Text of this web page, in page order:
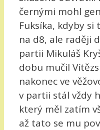
černými mohl
Fuksíka, kdyby si
na d8, ale raději
partii Mikuláš
dobu mučil
nakonec ve
v partii stál vždy
který měl zatím
až tato se mu